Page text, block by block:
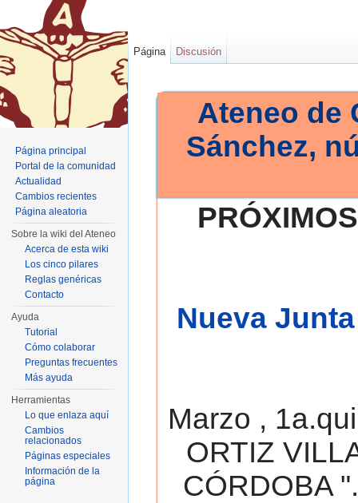
Ateneo de
Sánchez,
Nueva
Marzo ,
ORTIZ
CÓRDOBA
Página Discusión
Página principal
Portal de la comunidad
Actualidad
Cambios recientes
Página aleatoria
Sobre la wiki del Ateneo
Acerca de esta wiki
Los cinco pilares
Reglas genéricas
Contacto
Ayuda
Tutorial
Cómo colaborar
Preguntas frecuentes
Más ayuda
Herramientas
Lo que enlaza aquí
Cambios
relacionados
Páginas especiales
Información de la
página